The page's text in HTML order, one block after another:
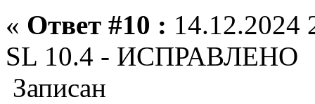
« Ответ #10 : 14.12.2024
SL 10.4 - ИСПРАВЛЕНО
Записан